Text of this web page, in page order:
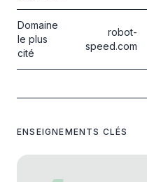
Domaine
le plus
cité
robot-
speed.com
ENSEIGNEMENTS CLÉS